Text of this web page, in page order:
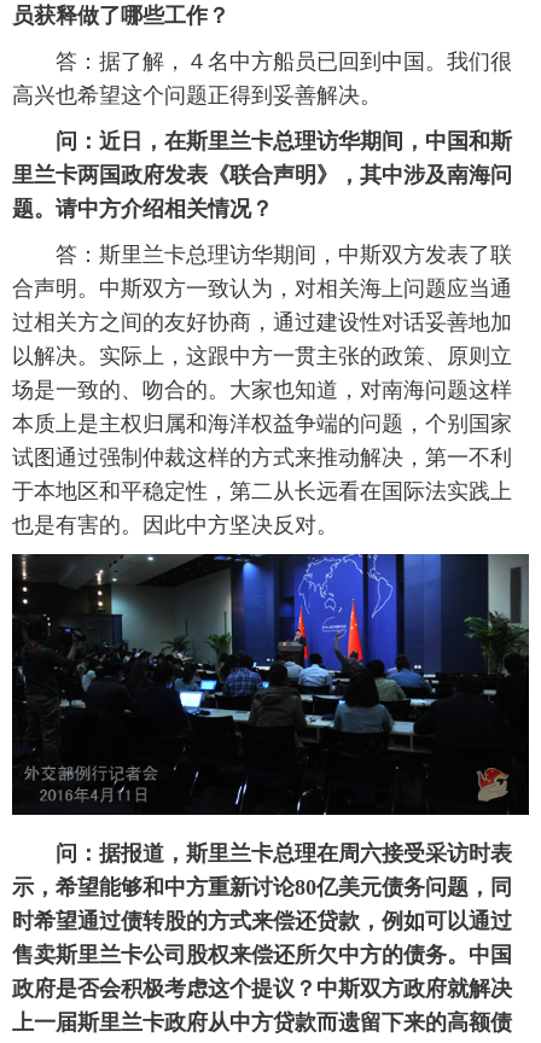
员获释做了哪些工作？
答：据了解，４名中方船员已回到中国。我们很
高兴也希望这个问题正得到妥善解决。
问： 近日，在斯里兰卡总理访华期间，中国和斯
里兰卡两国政府发表《联合声明》，其中涉及南海问
题。请中方介绍相关情况？
答：斯里兰卡总理访华期间，中斯双方发表了联
合声明。中斯双方一致认为，对相关海上问题应当通
过相关方之间的友好协商，通过建设性对话妥善地加
以解决。实际上，这跟中方一贯主张的政策、原则立
场是一致的、吻合的。大家也知道，对南海问题这样
本质上是主权归属和海洋权益争端的问题，个别国家
试图通过强制仲裁这样的方式来推动解决，第一不利
于本地区和平稳定性，第二从长远看在国际法实践上
也是有害的。因此中方坚决反对。
问：据报道，斯里兰卡总理在周六接受采访时表
示，希望能够和中方重新讨论80亿美元债务问题，同
时希望通过债转股的方式来偿还贷款，例如可以通过
售卖斯里兰卡公司股权来偿还所欠中方的债务。中国
政府是否会积极考虑这个提议？中斯双方政府就解决
上一届斯里兰卡政府从中方贷款而遗留下来的高额债